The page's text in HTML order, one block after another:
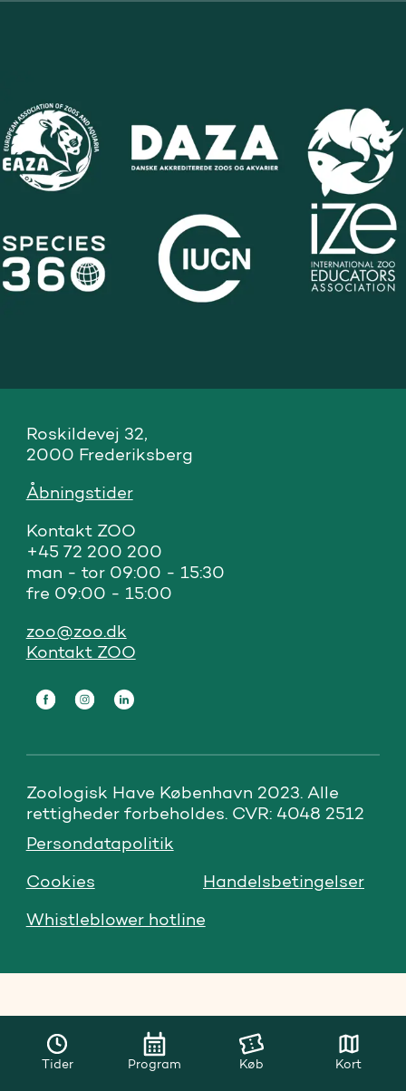
Roskildevej 32,
2000 Frederiksberg
Åbningstider
Kontakt ZOO
+45 72 200 200
man - tor 09:00 - 15:30
fre 09:00 - 15:00
zoo@zoo.dk
Kontakt ZOO
Zoologisk Have København 2023. Alle
rettigheder forbeholdes. CVR: 4048 2512
Whistleblower hotline
Cookies Handelsbetingelser
Persondatapolitik
Tider Program Køb Kort